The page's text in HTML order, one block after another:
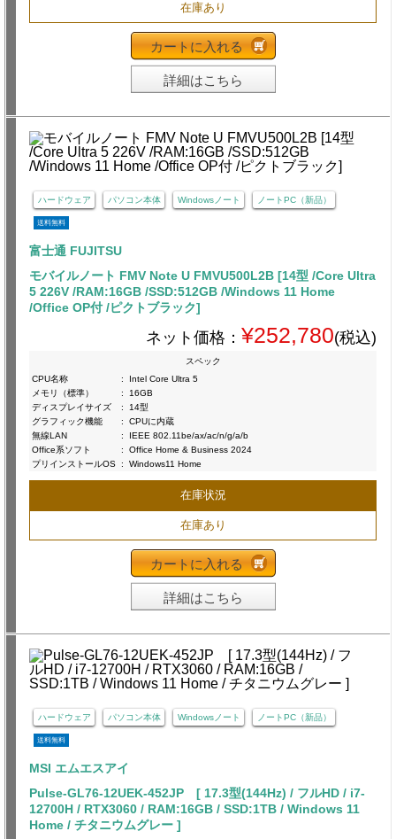
在庫あり
カートに入れる
詳細はこちら
ハードウェア パソコン本体 Windowsノート ノートPC（新品）
送料無料
富士通 FUJITSU
モバイルノート FMV Note U FMVU500L2B [14型 /Core Ultra
5 226V /RAM:16GB /SSD:512GB /Windows 11 Home
/Office OP付 /ピクトブラック]
ネット価格： ¥252,780(税込)
スペック
CPU名称
:
Intel Core Ultra 5
メモリ（標準）
:
16GB
ディスプレイサイズ
:
14型
グラフィック機能
:
CPUに内蔵
無線LAN
:
IEEE 802.11be/ax/ac/n/g/a/b
Office系ソフト
:
Office Home & Business 2024
プリインストールOS : Windows11 Home
在庫状況
在庫あり
カートに入れる
詳細はこちら
ハードウェア パソコン本体 Windowsノート ノートPC（新品）
送料無料
MSI エムエスアイ
Pulse-GL76-12UEK-452JP [ 17.3型(144Hz) / フルHD / i7-
12700H / RTX3060 / RAM:16GB / SSD:1TB / Windows 11
Home / チタニウムグレー ]